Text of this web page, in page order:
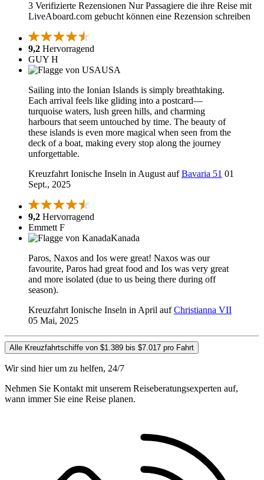
3 Verifizierte Rezensionen Nur Passagiere die ihre Reise mit
LiveAboard.com gebucht können eine Rezension schreiben
9,2 Hervorragend
GUY H
USA
Sailing into the Ionian Islands is simply breathtaking.
Each arrival feels like gliding into a postcard—
turquoise waters, lush green hills, and charming
harbours that seem untouched by time. The beauty of
these islands is even more magical when seen from the
deck of a boat, making every stop along the journey
unforgettable.
Kreuzfahrt Ionische Inseln in August aufBavaria 51 01
Sept., 2025
9,2 Hervorragend
Emmett F
Kanada
Paros, Naxos and Ios were great! Naxos was our
favourite, Paros had great food and Ios was very great
and more isolated (due to us being there during off
season).
Kreuzfahrt Ionische Inseln in April aufChristianna VII
05 Mai, 2025
Alle Kreuzfahrtschiffe von $1.389 bis $7.017 pro Fahrt
Wir sind hier um zu helfen, 24/7
Nehmen Sie Kontakt mit unserem Reiseberatungsexperten auf,
wann immer Sie eine Reise planen.